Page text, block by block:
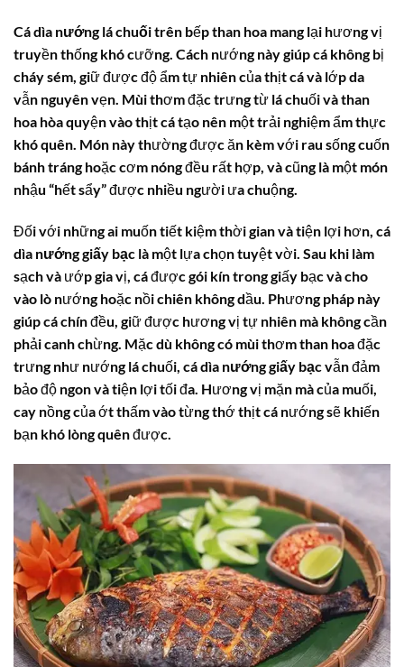
Cá dìa nướng lá chuốitrên bếp than hoa mang lại hương vị
truyền thống khó cưỡng. Cách nướng này giúp cá không bị
cháy sém, giữ được độ ẩm tự nhiên của thịt cá và lớp da
vẫn nguyên vẹn. Mùi thơm đặc trưng từ lá chuối và than
hoa hòa quyện vào thịt cá tạo nên một trải nghiệm ẩm thực
khó quên. Món này thường được ăn kèm với rau sống cuốn
bánh tráng hoặc cơm nóng đều rất hợp, và cũng là một món
nhậu “hết sẩy” được nhiều người ưa chuộng.
Đối với những ai muốn tiết kiệm thời gian và tiện lợi hơn, cá
dìa nướng giấy bạc là một lựa chọn tuyệt vời. Sau khi làm
sạch và ướp gia vị, cá được gói kín trong giấy bạc và cho
vào lò nướng hoặc nồi chiên không dầu. Phương pháp này
giúp cá chín đều, giữ được hương vị tự nhiên mà không cần
phải canh chừng. Mặc dù không có mùi thơm than hoa đặc
trưng như nướng lá chuối, cá dìa nướng giấy bạcvẫn đảm
bảo độ ngon và tiện lợi tối đa. Hương vị mặn mà của muối,
cay nồng của ớt thấm vào từng thớ thịt cá nướng sẽ khiến
bạn khó lòng quên được.